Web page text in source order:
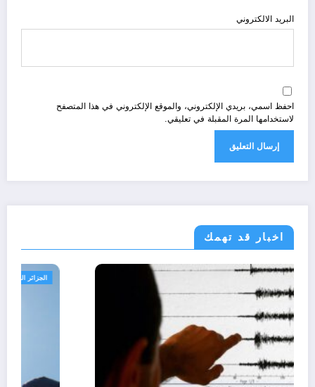
البريد الالكتروني
احفظ اسمي، بريدي الإلكتروني، والموقع الإلكتروني في هذا المتصفح
لاستخدامها المرة المقبلة في تعليقي.
اخبار قد تهمك
الجزائر الحدث